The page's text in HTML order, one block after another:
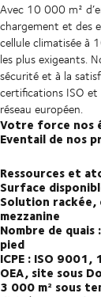
Avec 10 000 m²
chargement et des
cellule climatisée à
les plus exigeants.
sécurité et à la
certifications ISO et
réseau européen.
Votre force nos
Eventail de nos
Ressources et
Surface
Solution rackée,
mezzanine
Nombre de quais
pied
ICPE : ISO
OEA, site sous
3 000 m² sous